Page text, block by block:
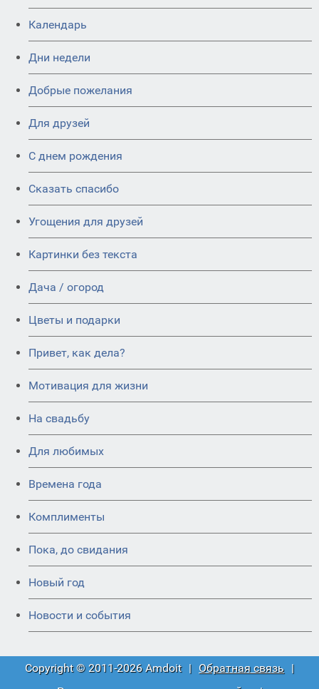
Календарь
Дни недели
Добрые пожелания
Для друзей
C днем рождения
Сказать спасибо
Угощения для друзей
Картинки без текста
Дача / огород
Цветы и подарки
Привет, как дела?
Мотивация для жизни
На свадьбу
Для любимых
Времена года
Комплименты
Пока, до свидания
Новый год
Новости и события
Copyright © 2011-2026 Amdoit | Обратная связь |